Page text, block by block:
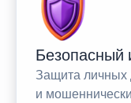
Безопасный
Защита личных
и